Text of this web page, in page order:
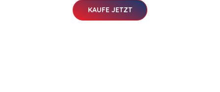
KAUFE JETZT